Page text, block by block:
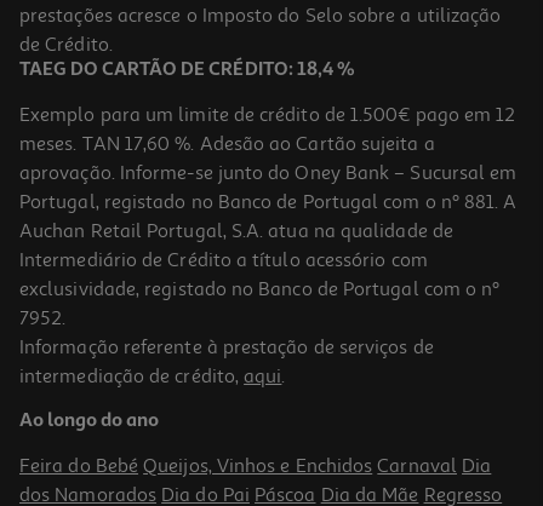
99,99 €
Auriculares Cmf By Nothing Buds 2 Orange
49.99 €/un
49,99 €
prestações acresce o Imposto do Selo sobre a utilização
de Crédito.
TAEG DO CARTÃO DE CRÉDITO: 18,4 %
Exemplo para um limite de crédito de 1.500€ pago em 12
meses. TAN 17,60 %. Adesão ao Cartão sujeita a
aprovação. Informe-se junto do Oney Bank – Sucursal em
Portugal, registado no Banco de Portugal com o nº 881. A
Auchan Retail Portugal, S.A. atua na qualidade de
Intermediário de Crédito a título acessório com
exclusividade, registado no Banco de Portugal com o nº
7952.
Informação referente à prestação de serviços de
intermediação de crédito, aqui.
Ao longo do ano
Feira do Bebé Queijos, Vinhos e Enchidos Carnaval Dia
dos Namorados Dia do Pai Páscoa Dia da Mãe Regresso